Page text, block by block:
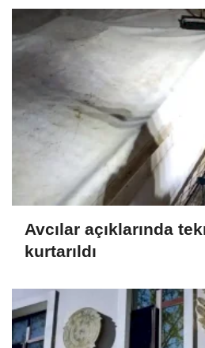
Avcılar açıklarında
kurtarıldı